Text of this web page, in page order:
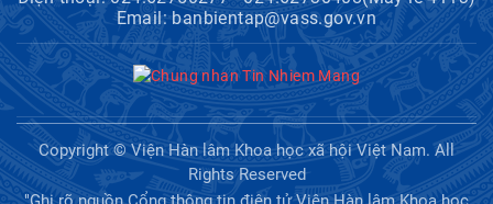
sinh đào tạo trình độ tiến sĩ đợt 1
năm 2026
Hội thảo quốc tế "Không gian phát
triển Việt Nam trong kỷ nguyên mới:
Định hướng chiến lược và lựa chọn
chính sách”
Email: banbientap@vass.gov.vn
Copyright © Viện Hàn lâm Khoa học xã hội Việt Nam. All
Rights Reserved